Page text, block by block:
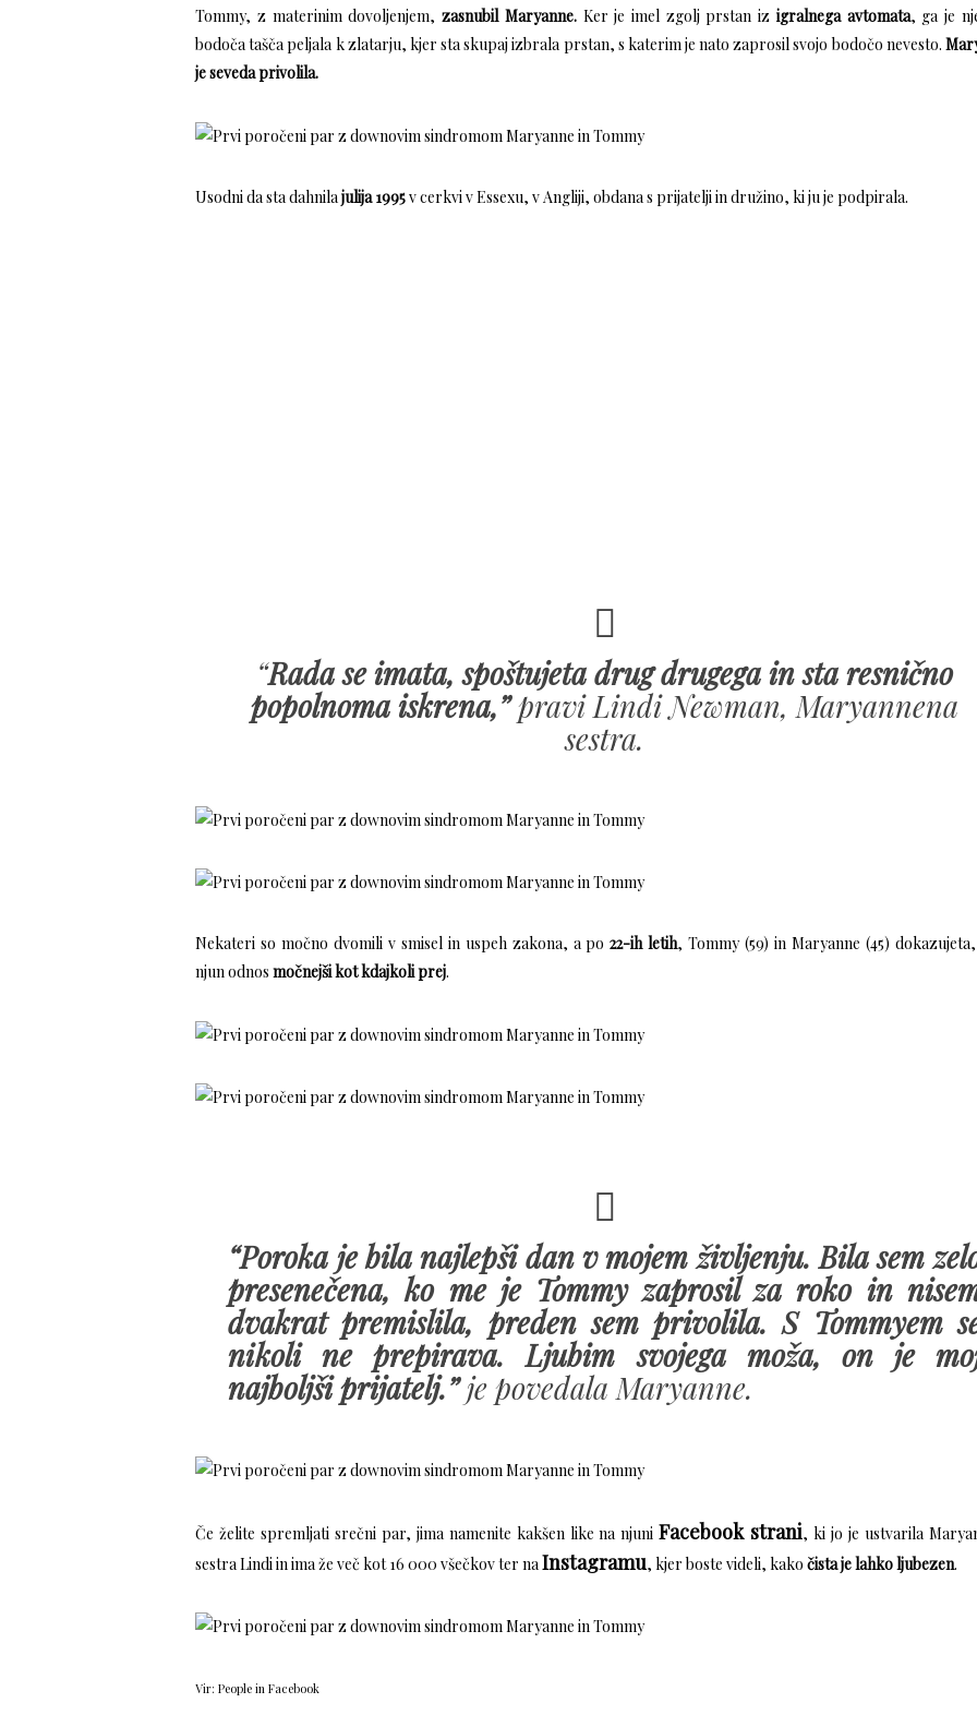
Tommy, z materinim dovoljenjem,zasnubil Maryanne.Ker je imel zgolj prstan iz igralnega avtomata, ga je
bodoča tašča peljala k zlatarju, kjer sta skupaj izbrala prstan, s katerim je nato zaprosil svojo bodočo nevesto.
je seveda privolila.
Usodni da sta dahnilajulija 1995v cerkvi v Essexu, v Angliji, obdana s prijatelji in družino, ki ju je podpirala.
“Rada se imata, spoštujeta drug drugega in sta resnično
popolnoma iskrena,”pravi Lindi Newman, Maryannena
sestra.
Nekateri so močno dvomili v smisel in uspeh zakona, a po22-ih letih, Tommy (59) in Maryanne (45)
njun odnosmočnejši kot kdajkoli prej.
“Poroka je bila najlepši dan v mojem življenju. Bila sem
presenečena, ko me je Tommy zaprosil za roko in
dvakrat premislila, preden sem privolila. S Tommyem
nikoli ne prepirava. Ljubim svojega moža, on je
najboljši prijatelj.”je povedala Maryanne.
Če želite spremljati srečni par, jima namenite kakšen like na njuniFacebook strani, ki jo je ustvarila
sestra Lindi in ima že več kot 16 000 všečkov ter naInstagramu, kjer boste videli, kakočista je lahko ljubezen.
Vir: People in Facebook